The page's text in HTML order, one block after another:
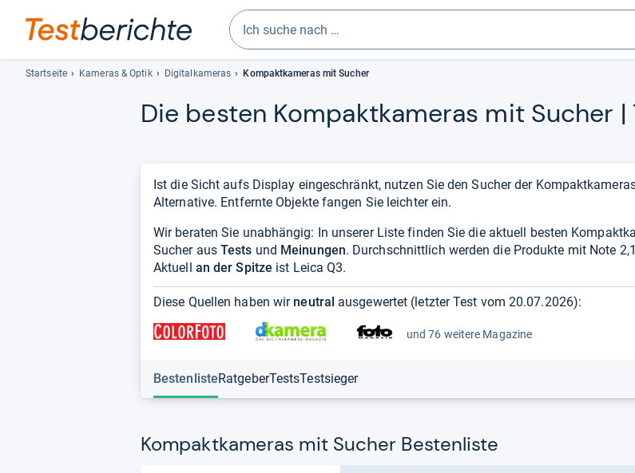
Geben
Sie
drei
Zeichen
erscheinen
automatisch
lassen
sich
mit
den
Pfeiltasten
auswählen.
Startseite Kameras & Optik Digitalkameras Kompaktkameras mit Sucher
Die bes­ten Kom­pakt­ka­me­ras mit Sucher
Ist die Sicht aufs Display eingeschränkt, nutzen Sie den Sucher der
Alternative. Entfernte Objekte fangen Sie leichter ein.
Wir beraten Sie unabhängig: In unserer Liste finden Sie die aktuell besten
Sucher ausTests und Meinungen. Durchschnittlich werden die Produkte mit Note
Aktuell an der Spitze ist Leica Q3.
Diese Quellen haben wir neutral ausgewertet (letzter Test vom 20.07.2026):
und 76 weitere Magazine
BestenlisteRatgeberTestsTestsieger
Kompaktkameras mit Sucher Bestenliste